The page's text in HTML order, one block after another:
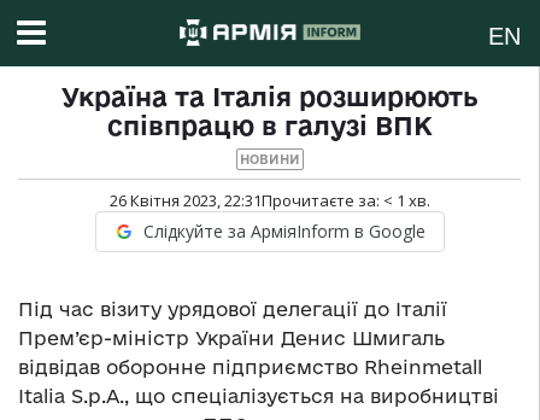
EN
Україна та Італія розширюють
співпрацю в галузі ВПК
НОВИНИ
26 Квітня 2023, 22:31Прочитаєте за: < 1 хв.
Слідкуйте за АрміяInform в Google
Під час візиту урядової делегації до Італії
Прем’єр-міністр України Денис Шмигаль
відвідав оборонне підприємство Rheinmetall
Italia S.p.A., що спеціалізується на виробництві